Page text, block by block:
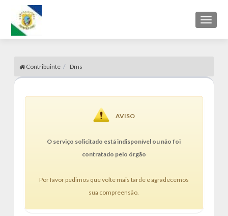
Toggle
Contribuinte Dms
AVISO
O serviço solicitado está indisponível ou não foi
contratado pelo órgão
Por favor pedimos que volte mais tarde e agradecemos
sua compreensão.